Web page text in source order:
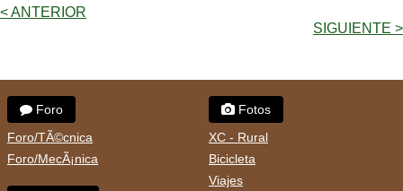
< ANTERIOR
SIGUIENTE >
Foro
Foro/TÃ©cnica
Foro/MecÃ¡nica
Fotos
XC - Rural
Bicicleta
Viajes